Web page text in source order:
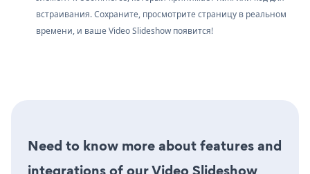
встраивания. Сохраните, просмотрите страницу в реальном
времени, и ваше Video Slideshow появится!
Need to know more about features and